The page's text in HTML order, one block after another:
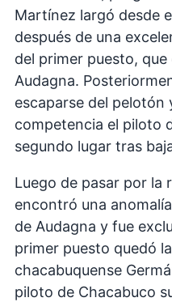
Martínez largó desde
después de una
del primer puesto,
Audagna.
escaparse del pelotón
competencia el piloto
segundo lugar tras
Luego de pasar por la
encontró una
de Audagna y fue
primer puesto quedó
chacabuquense
piloto de Chacabuco